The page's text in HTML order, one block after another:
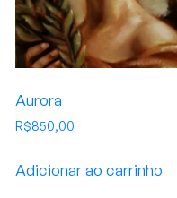
Aurora
R$850,00
Adicionar ao carrinho